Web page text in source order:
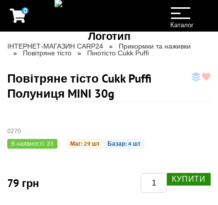
0
Toggle
navigation
Каталог
ІНТЕРНЕТ-МАГАЗИН CARP24
Прикормки та наживки
Повітряне тісто
Пінотісто Cukk Puffi
Повітряне тісто Cukk Puffi
Полуниця MINI 30g
0270
В наявності: 33
Маг: 29 шт Базар: 4 шт
79 грн КУПИТИ